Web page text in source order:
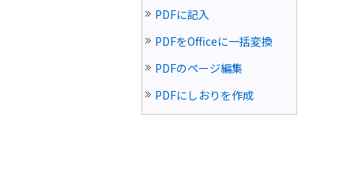
PDFに記入
PDFをOfficeに一括変換
PDFのページ編集
PDFにしおりを作成